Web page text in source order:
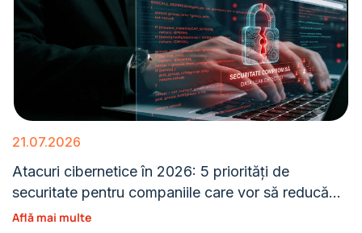
21.07.2026
Atacuri cibernetice în 2026: 5 priorități de
securitate pentru companiile care vor să reducă
expunerea
Află mai multe